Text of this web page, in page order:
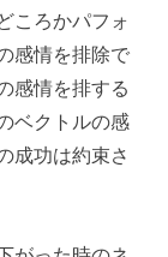
ころかパフォ
感情を排除で
感情を排する
ベクトルの感
成功は約束さ